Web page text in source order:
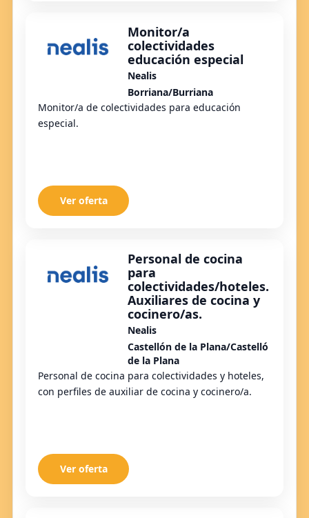
Monitor/a
colectividades
educación especial
Nealis
Borriana/Burriana
Monitor/a de colectividades para educación
especial.
Ver oferta
Personal de cocina
para
colectividades/hoteles.
Auxiliares de cocina y
cocinero/as.
Nealis
Castellón de la Plana/Castelló
de la Plana
Personal de cocina para colectividades y hoteles,
con perfiles de auxiliar de cocina y cocinero/a.
Ver oferta